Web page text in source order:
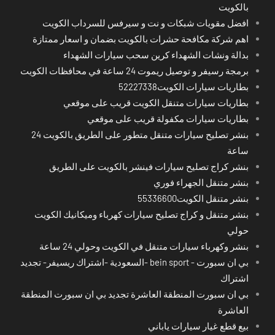
بالكويت
افضل مقويات شبكات و نت و سيرفس للسرداب الكويت
اهم شركة مكافحة حشرات بالكويت بضمان و اسعار ممتازة
بدالة ونشات الشهداء كرين سحب سيارات الشهداء
برمجة رسيفر و توصيل ريموت 24 ساعة في محافظات الكويت
بطاريات سيارات الكويت52227338
بطاريات سيارات متنقل الكويت قريب على موقعي
بطاريات سيارات مكفولة قريب على موقعي
بنشر تصليح سيارات متنقل متطور على الطريق بالكويت 24
ساعة
بنشر كراج تصليح سيارات فينشر بالكويت على الطريق
بنشر متنقل الجهراء فوري
بنشر متنقل الكويت55336600
بنشر متنقل و كراج تصليح سيارات كهرباء وميكانيك الكويت
حولي
بنشر وكهرباء سيارات متنقل في الكويت وحولي 24 ساعة
بي ان سبورت - bein sport -السعودية -اشتراك ريسيفر- تجديد
اشتراك
بي ان سبورت المنطقة العاشرة تجديد بي ان سبورت المنطقة
العاشرة
بيع قطع غيار سيارات ياباني